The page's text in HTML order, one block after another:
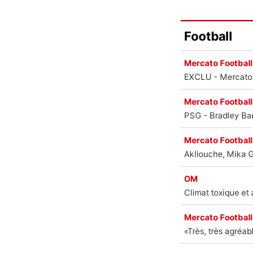
Football
Mercato Football
Mercato Football
Mercato Football
OM
Mercato Football